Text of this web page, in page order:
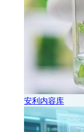
安利内容库